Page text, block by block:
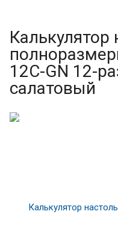
Калькулятор
12C-GN 12-
салатовый